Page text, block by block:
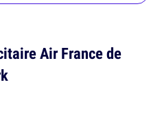
Air France de